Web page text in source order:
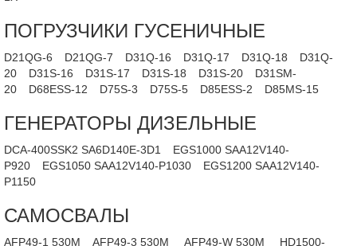
ПОГРУЗЧИКИ ГУСЕНИЧНЫЕ
D21QG-6 D21QG-7 D31Q-16 D31Q-17 D31Q-18
D31Q-
20
D31S-16 D31S-17 D31S-18 D31S-20
D31SM-
20
D68ESS-12 D75S-3 D75S-5 D85ESS-2 D85MS-15
ГЕНЕРАТОРЫ ДИЗЕЛЬНЫЕ
DCA-400SSK2 SA6D140E-3D1
EGS1000 SAA12V140-
P920
EGS1050 SAA12V140-P1030
EGS1200 SAA12V140-
P1150
САМОСВАЛЫ
AFP49-1 530M AFP49-3 530M AFP49-W 530M
HD1500-